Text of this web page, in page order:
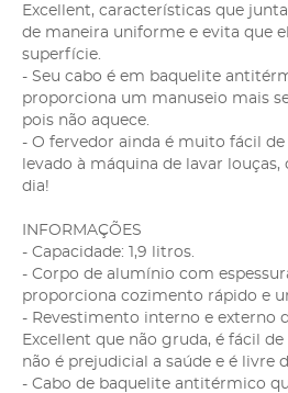
Excellent, características que
de maneira uniforme e evita que
superfície.
- Seu cabo é em baquelite
proporciona um manuseio mais
pois não aquece.
- O fervedor ainda é muito fácil
levado à máquina de lavar
dia!
INFORMAÇÕES
- Capacidade: 1,9 litros.
- Corpo de alumínio com
proporciona cozimento rápido e
- Revestimento interno e externo
Excellent que não gruda, é fácil
não é prejudicial a saúde e é livre
- Cabo de baquelite antitérmico